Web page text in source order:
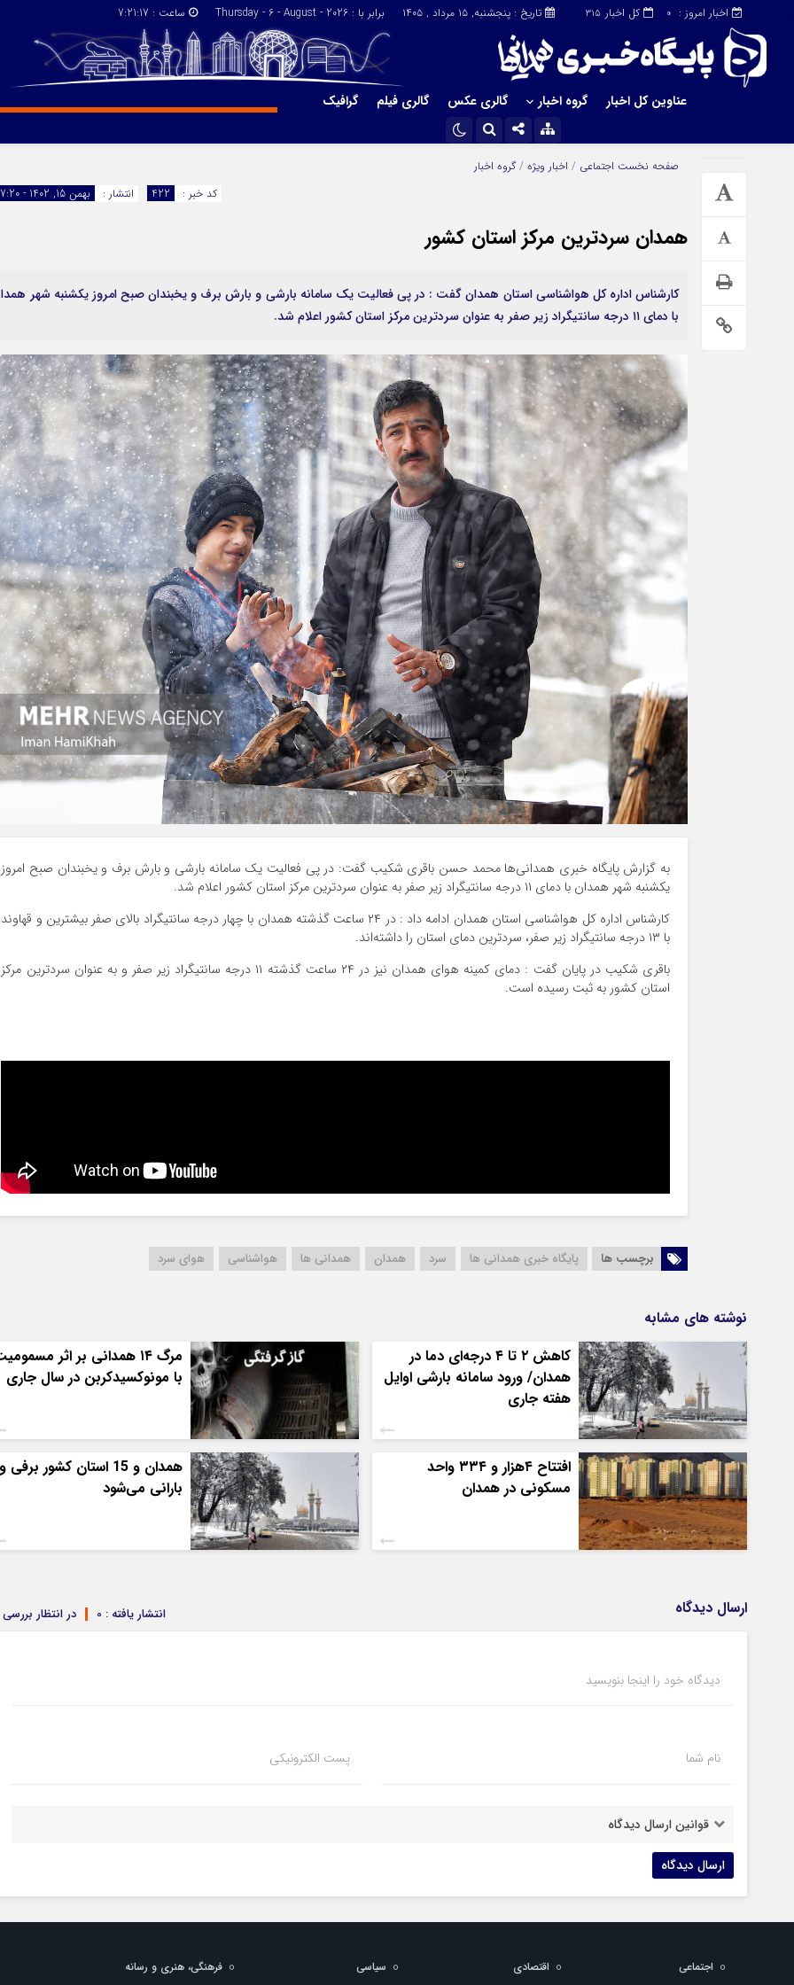
کل اخبار 315 اخبار امروز : 0 تاریخ : پنجشنبه, ۱۵ مرداد , ۱۴۰۵ برابر با : Thursday - 6 - August - 2026 ساعت : 7:21:17
عناوین کل اخبار گروه اخبار گالری عکس گالری فیلم گرافیک
چند رسانه دسترسی سریع صفحه نخست اجتماعی / اخبار ویژه / گروه اخبار
انتشار :
بهمن 15, 1402 - 17:20 کد خبر : 422
همدان سردترین مرکز استان کشور
کارشناس اداره کل هواشناسی استان همدان گفت : در پی فعالیت یک سامانه بارشی و بارش برف و یخبندان صبح امروز یکشنبه شهر
با دمای ۱۱ درجه سانتیگراد زیر صفر به عنوان سردترین مرکز استان کشور اعلام شد.
به گزارش پایگاه خبری همدانی‌ها محمد حسن باقری شکیب گفت: در پی فعالیت یک سامانه بارشی و بارش برف و یخبندان صبح امروز
یکشنبه شهر همدان با دمای ۱۱ درجه سانتیگراد زیر صفر به عنوان سردترین مرکز استان کشور اعلام شد.
کارشناس اداره کل هواشناسی استان همدان ادامه داد : در ۲۴ ساعت گذشته همدان با چهار درجه سانتیگراد بالای صفر بیشترین و قهاوند
با ۱۳ درجه سانتیگراد زیر صفر، سردترین دمای استان را داشته‌اند.
باقری شکیب در پایان گفت : دمای کمینه هوای همدان نیز در ۲۴ ساعت گذشته ۱۱ درجه سانتیگراد زیر صفر و به عنوان سردترین مرکز
استان کشور به ثبت رسیده است.
برچسب ها پایگاه خبری همدانی ها سرد همدان همدانی ها هواشناسی هوای سرد
نوشته های مشابه
کاهش ۲ تا ۴ درجه‌ای دما در
همدان/ ورود سامانه بارشی اوایل
هفته جاری
مرگ ۱۴ همدانی بر اثر
با مونوکسیدکربن در سال جاری
افتتاح ۴هزار و ۳۳۴ واحد
مسکونی در همدان
همدان و 15 استان کشور برفی
بارانی می‌شود
ارسال دیدگاه در انتظار بررسی انتشار یافته : 0
دیدگاه خود را اینجا بنویسید
نام شما پست الکترونیکی
قوانین ارسال دیدگاه
اجتماعی اقتصادی سیاسی فرهنگی، هنری و رسانه